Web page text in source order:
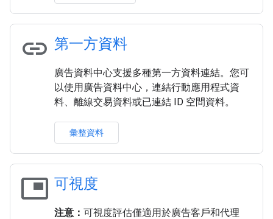
link 第一方資料
廣告資料中心支援多種第一方資料連結。您可
以使用廣告資料中心，連結行動應用程式資
料、離線交易資料或已連結 ID 空間資料。
彙整資料
picture_in_picture 可視度
注意： 可視度評估僅適用於廣告客戶和代理